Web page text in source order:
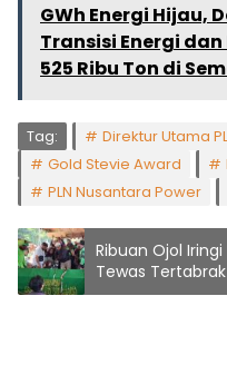
GWh Energi Hijau,
Transisi Energi
525 Ribu Ton di
Tag:
Direktur Utama
Gold Stevie Award
PLN Nusantara Power
Ribuan Ojol
Tewas